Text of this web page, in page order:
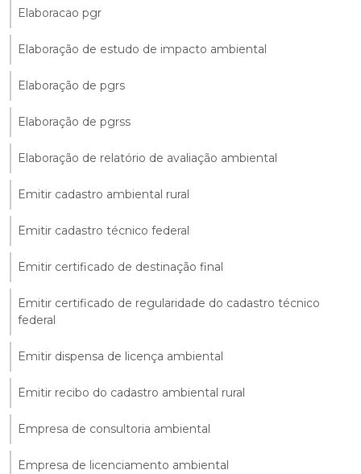
Elaboracao pgr
Elaboração de estudo de impacto ambiental
Elaboração de pgrs
Elaboração de pgrss
Elaboração de relatório de avaliação ambiental
Emitir cadastro ambiental rural
Emitir cadastro técnico federal
Emitir certificado de destinação final
Emitir certificado de regularidade do cadastro técnico
federal
Emitir dispensa de licença ambiental
Emitir recibo do cadastro ambiental rural
Empresa de consultoria ambiental
Empresa de licenciamento ambiental